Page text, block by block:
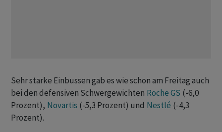
Sehr starke Einbussen gab es wie schon am Freitag auch
bei den defensiven Schwergewichten Roche GS (-6,0
Prozent), Novartis (-5,3 Prozent) und Nestlé (-4,3
Prozent).